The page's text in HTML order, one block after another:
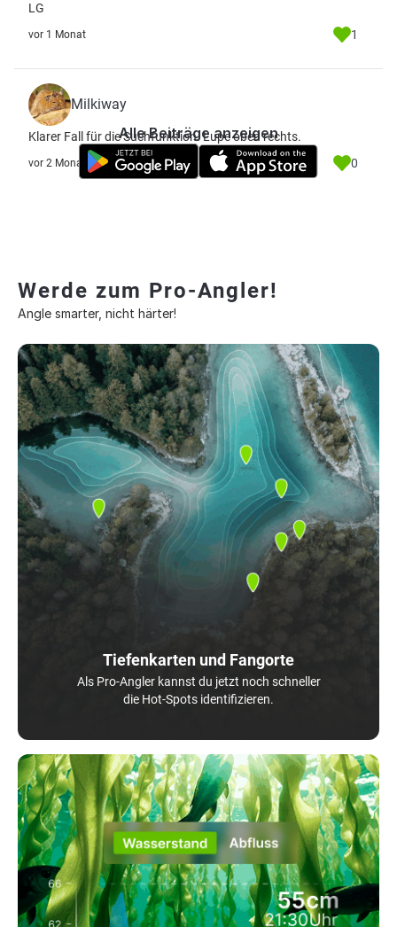
LG
vor 1 Monat 1
Milkiway
Klarer Fall für die Suchfunktion. Lupe oben rechts.
vor 2 Monate 0
Alle Beiträge anzeigen
Werde zum Pro-Angler!
Angle smarter, nicht härter!
Tiefenkarten und Fangorte
Als Pro-Angler kannst du jetzt noch schneller
die Hot-Spots identifizieren.